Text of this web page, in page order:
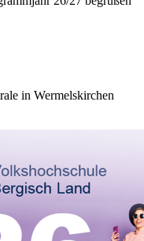
in Wermelskirchen